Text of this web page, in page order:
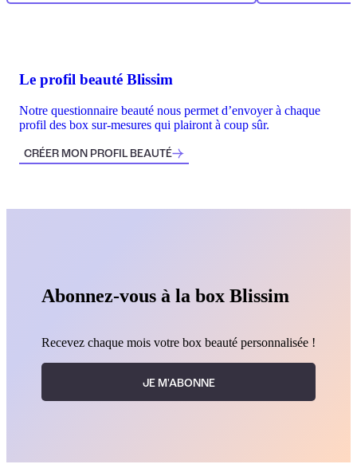
Le profil beauté Blissim
Notre questionnaire beauté nous permet d’envoyer à chaque
profil des box sur-mesures qui plairont à coup sûr.
CRÉER MON PROFIL BEAUTÉ
Abonnez-vous à la box Blissim
Recevez chaque mois votre box beauté personnalisée !
JE M'ABONNE